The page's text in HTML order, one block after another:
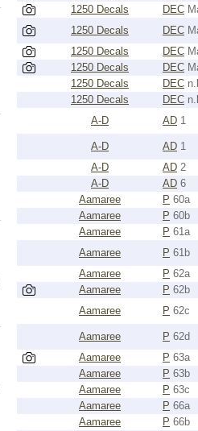
1250 Decals
DEC
1250 Decals
DEC
1250 Decals
DEC
1250 Decals
DEC
1250 Decals
DEC
1250 Decals
DEC
A-D
AD 1
A-D AD 1
A-D
AD 2
A-D
AD 6
Aamaree
P 60a
Aamaree
P 60b
Aamaree
P 61a
Aamaree
P 61b
Aamaree
P 62a
Aamaree
P 62b
Aamaree
P 62c
Aamaree P 62d
Aamaree
P 63a
Aamaree
P 63b
Aamaree
P 63c
Aamaree
P 66a
Aamaree
P 66b